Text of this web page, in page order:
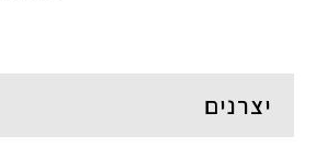
יצרנים